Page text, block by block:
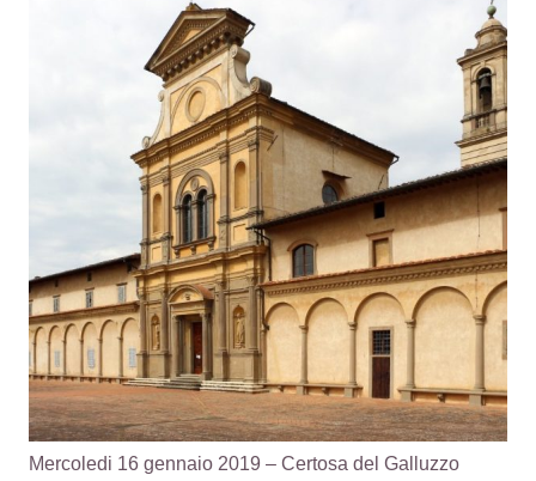
Mercoledi 16 gennaio 2019 – Certosa del Galluzzo